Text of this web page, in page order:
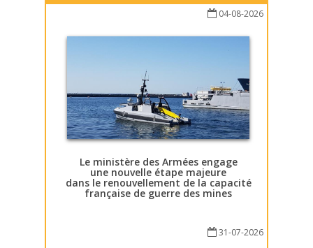
04-08-2026
Le ministère des Armées engage
une nouvelle étape majeure
dans le renouvellement de la capacité
française de guerre des mines
31-07-2026